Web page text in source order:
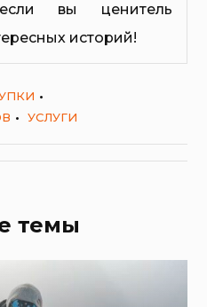
если вы ценитель
историй!
УСЛУГИ
темы